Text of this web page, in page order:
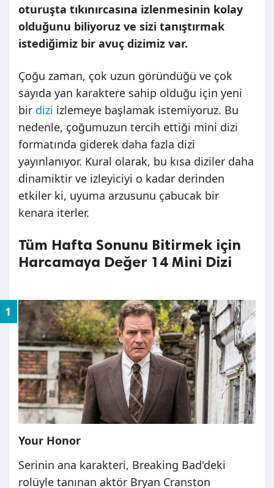
oturuşta tıkınırcasına izlenmesinin kolay
olduğunu biliyoruz ve sizi tanıştırmak
istediğimiz bir avuç dizimiz var.
Çoğu zaman, çok uzun göründüğü ve çok
sayıda yan karaktere sahip olduğu için yeni
bir dizi izlemeye başlamak istemiyoruz. Bu
nedenle, çoğumuzun tercih ettiği mini dizi
formatında giderek daha fazla dizi
yayınlanıyor. Kural olarak, bu kısa diziler daha
dinamiktir ve izleyiciyi o kadar derinden
etkiler ki, uyuma arzusunu çabucak bir
kenara iterler.
Tüm Hafta Sonunu Bitirmek için
Harcamaya Değer 14 Mini Dizi
1
Your Honor
Serinin ana karakteri, Breaking Bad'deki
rolüyle tanınan aktör Bryan Cranston